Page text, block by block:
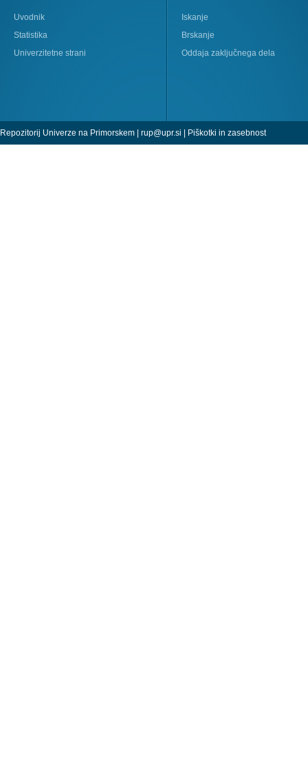
Uvodnik
Statistika
Univerzitetne strani
Iskanje
Brskanje
Oddaja zaključnega dela
Repozitorij Univerze na Primorskem | rup@upr.si | Piškotki in zasebnost